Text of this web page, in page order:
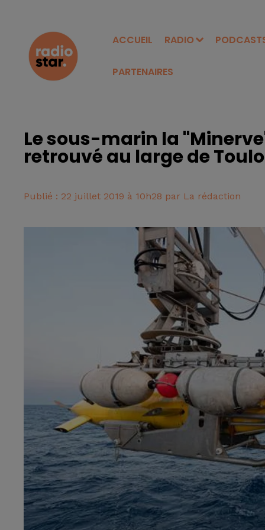
ACCUEIL RADIO
PARTENAIRES
Le sous-marin la
retrouvé au large de
Publié : 22 juillet 2019 à 10h28 par La rédaction